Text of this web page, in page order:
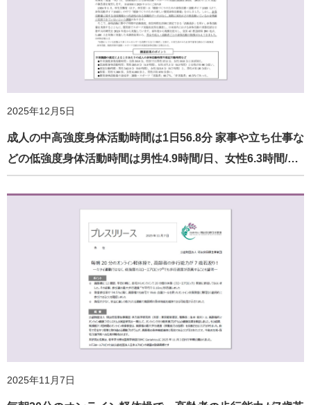
2025年12月5日
成人の中高強度身体活動時間は1日56.8分 家事や立ち仕事な
どの低強度身体活動時間は男性4.9時間/日、女性6.3時間/…
2025年11月7日